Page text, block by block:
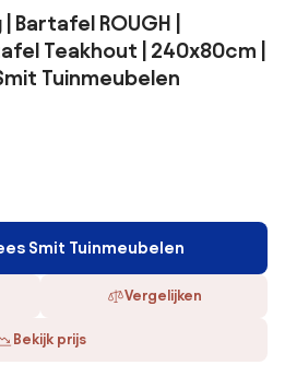
Bartafel ROUGH |
Teakhout | 240x80cm |
Tuinmeubelen
Smit Tuinmeubelen
Vergelijken
Bekijk prijs